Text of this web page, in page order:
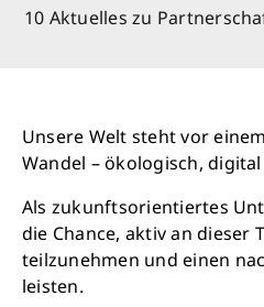
10 Aktuelles zu
Unsere Welt steht vor
Wandel – ökologisch,
Als zukunftsorientiertes
die Chance, aktiv an dieser
teilzunehmen und einen
leisten.